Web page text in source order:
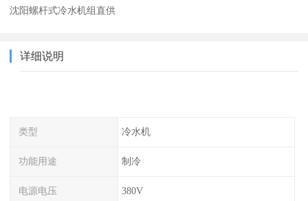
沈阳螺杆式冷水机组直供
详细说明
类型 冷水机
功能用途 制冷
电源电压 380V